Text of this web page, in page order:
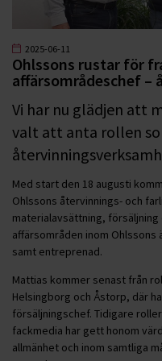
2025-06-11
Ohlssons rustar för
affärsområdeschef –
Vi har nu glädjen att
valt att anta rollen
Med start den 18 augusti
Ohlssons återvinnings- och
materialavsättning,
affärsområden inom Ohlssons
samt entreprenad.
Mattias kommer senast från
Helsingborg och Åstorp, där
försäljningschef. Tidigare
fackmedia har gett honom
allmänhet och inom samtliga